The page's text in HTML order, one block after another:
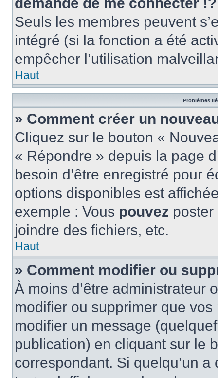
Seuls les membres peuvent
intégré (si la fonction a été
empêcher l’utilisation
Haut
Problèmes
» Comment créer un
Cliquez sur le bouton «
« Répondre » depuis la page
besoin d’être enregistré pour
options disponibles est
exemple : Vous pouvez
joindre des fichiers, etc.
Haut
» Comment modifier ou
À moins d’être administrateur
modifier ou supprimer que
modifier un message
publication) en cliquant sur le
correspondant. Si quelqu’un